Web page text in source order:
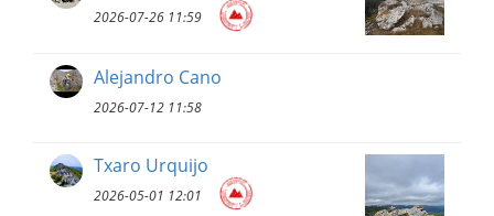
2026-07-26 11:59
Alejandro Cano
2026-07-12 11:58
Txaro Urquijo
2026-05-01 12:01